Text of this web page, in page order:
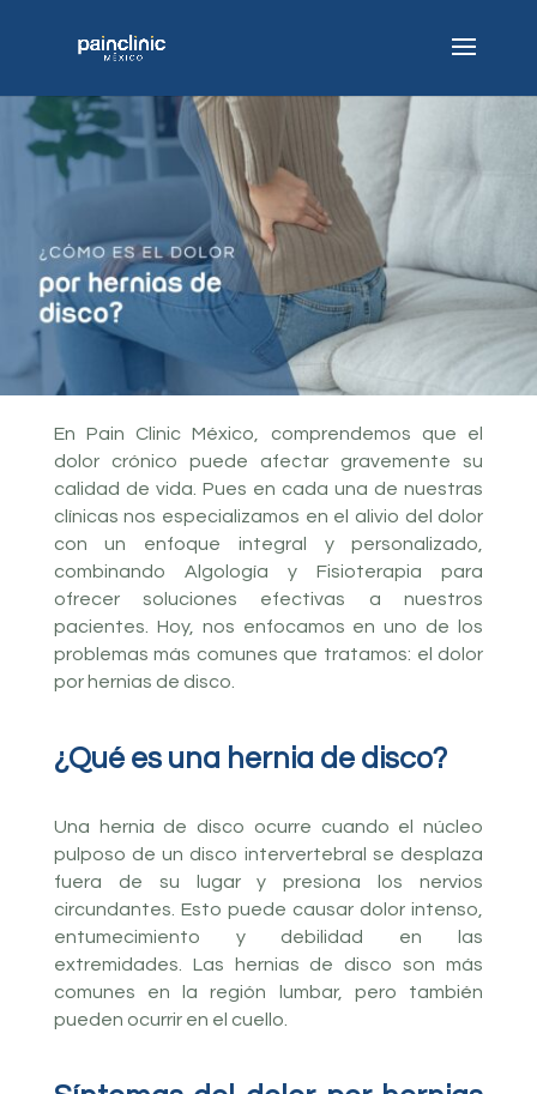
En Pain Clinic México, comprendemos que el
dolor crónico puede afectar gravemente su
calidad de vida. Pues en cada una de nuestras
clínicas nos especializamos en el alivio del dolor
con un enfoque integral y personalizado,
combinando Algología y Fisioterapia para
ofrecer soluciones efectivas a nuestros
pacientes. Hoy, nos enfocamos en uno de los
problemas más comunes que tratamos: el dolor
por hernias de disco.
¿Qué es una hernia de disco?
Una hernia de disco ocurre cuando el núcleo
pulposo de un disco intervertebral se desplaza
fuera de su lugar y presiona los nervios
circundantes. Esto puede causar dolor intenso,
entumecimiento y debilidad en las
extremidades. Las hernias de disco son más
comunes en la región lumbar, pero también
pueden ocurrir en el cuello.